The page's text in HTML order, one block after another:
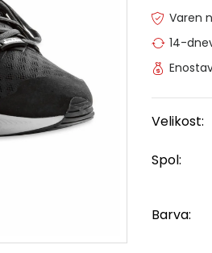
Varen
14-
Velikost:
Spol:
Barva: